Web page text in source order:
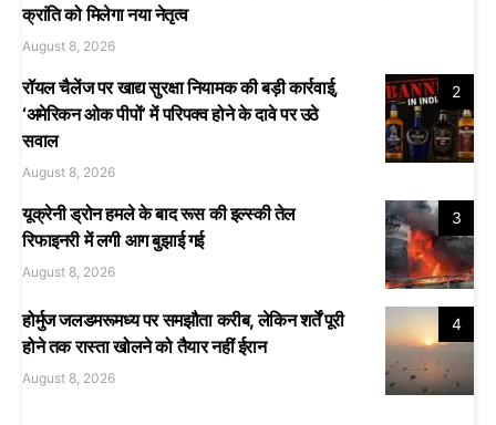
क्रांति को मिलेगा नया नेतृत्व
August 8, 2026
2
रॉयल चैलेंज पर खाद्य सुरक्षा नियामक की बड़ी कार्रवाई,
‘अमेरिकन ओक पीपों’ में परिपक्व होने के दावे पर उठे
सवाल
August 8, 2026
3
यूक्रेनी ड्रोन हमले के बाद रूस की इल्स्की तेल
रिफाइनरी में लगी आग बुझाई गई
August 8, 2026
4
होर्मुज जलडमरूमध्य पर समझौता करीब, लेकिन शर्तें पूरी
होने तक रास्ता खोलने को तैयार नहीं ईरान
August 8, 2026